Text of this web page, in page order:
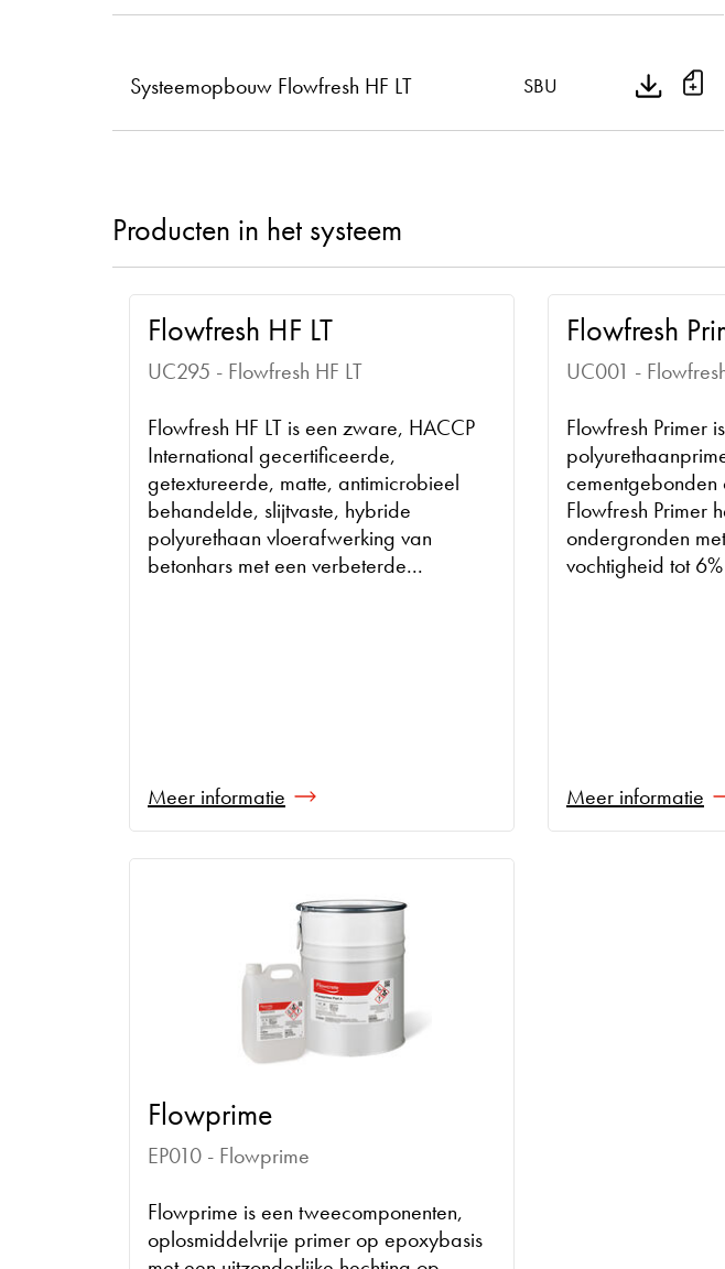
Systeemopbouw Flowfresh HF LT SBU
Producten in het systeem
Flowfresh HF LT
UC295 - Flowfresh HF LT
Flowfresh HF LT is een zware, HACCP
International gecertificeerde,
getextureerde, matte, antimicrobieel
behandelde, slijtvaste, hybride
polyurethaan vloerafwerking van
betonhars met een verbeterde...
Meer informatie
Flowfresh
UC001 -
Flowfresh Primer
Flowfresh Primer
ondergronden
vochtigheid tot
Meer informatie
Flowprime
EP010 - Flowprime
Flowprime is een tweecomponenten,
oplosmiddelvrije primer op epoxybasis